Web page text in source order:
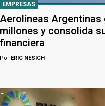
EMPRESAS
Aerolíneas Argentinas
millones y consolida
financiera
Por ERIC NESICH